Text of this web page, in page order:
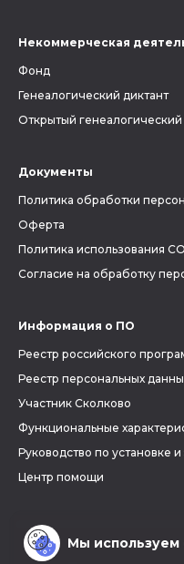
Некоммерческая
Фонд
Генеалогический диктант
Открытый
Документы
Политика обработки
Оферта
Политика использования
Согласие на обработку
Информация о ПО
Реестр российского
Реестр персональных
Участник Сколково
Функциональные
Руководство по установке
Центр помощи
Мы